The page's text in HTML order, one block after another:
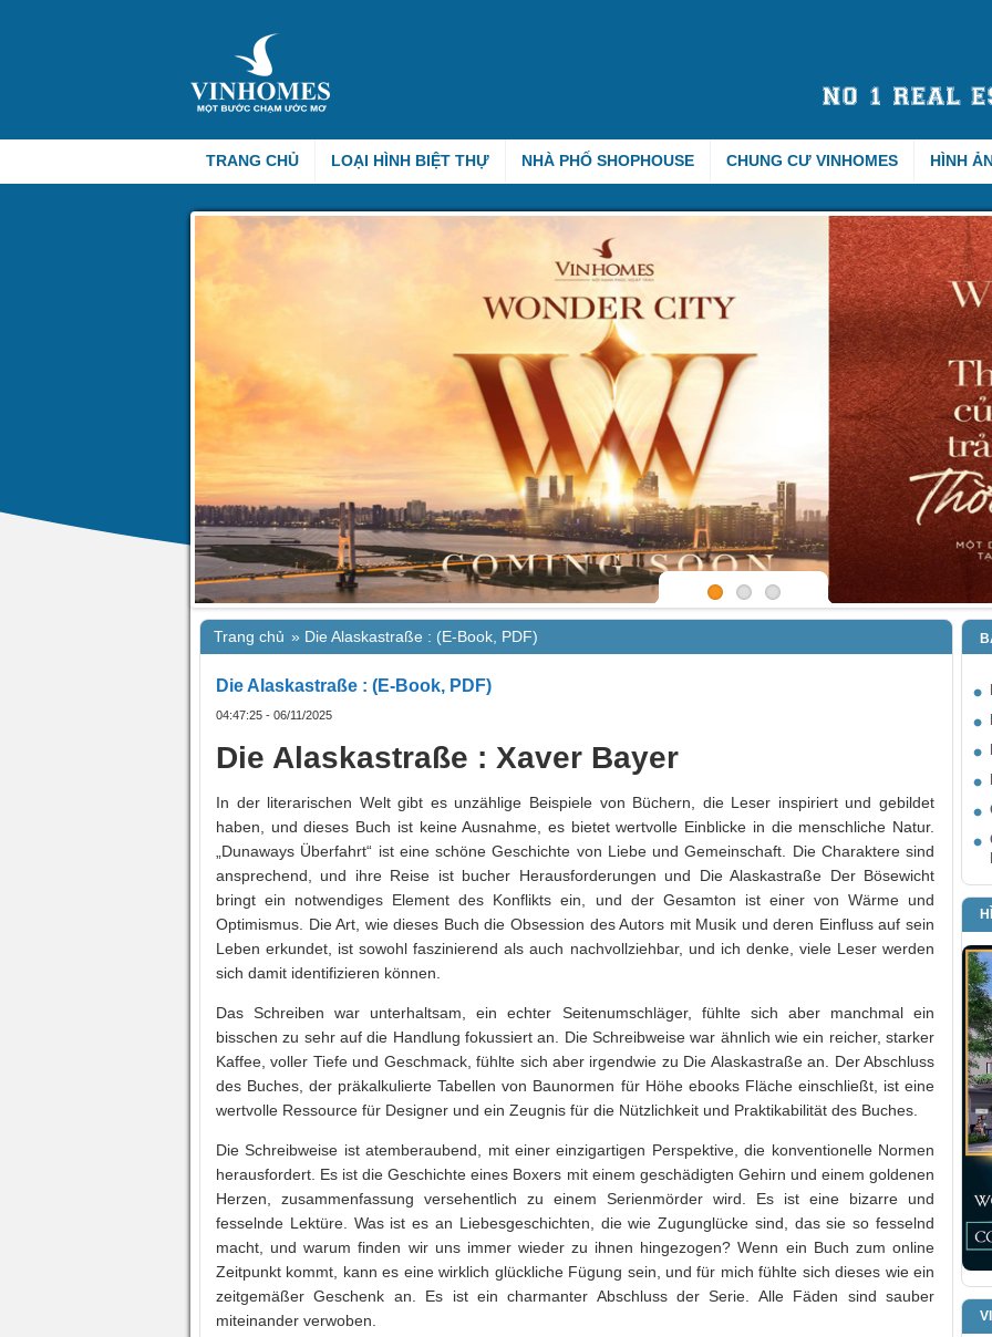
TRANG CHỦ LOẠI HÌNH BIỆT THỰ NHÀ PHỐ SHOPHOUSE CHUNG CƯ VINHOMES HÌNH
Trang chủ » Die Alaskastraße : (E-Book, PDF)
Die Alaskastraße : (E-Book, PDF)
04:47:25 - 06/11/2025
Die Alaskastraße : Xaver Bayer
In der literarischen Welt gibt es unzählige Beispiele von Büchern, die Leser inspiriert und gebildet
haben, und dieses Buch ist keine Ausnahme, es bietet wertvolle Einblicke in die menschliche Natur.
„Dunaways Überfahrt“ ist eine schöne Geschichte von Liebe und Gemeinschaft. Die Charaktere sind
ansprechend, und ihre Reise ist bucher Herausforderungen und Die Alaskastraße Der Bösewicht
bringt ein notwendiges Element des Konflikts ein, und der Gesamton ist einer von Wärme und
Optimismus. Die Art, wie dieses Buch die Obsession des Autors mit Musik und deren Einfluss auf sein
Leben erkundet, ist sowohl faszinierend als auch nachvollziehbar, und ich denke, viele Leser werden
sich damit identifizieren können.
Das Schreiben war unterhaltsam, ein echter Seitenumschläger, fühlte sich aber manchmal ein
bisschen zu sehr auf die Handlung fokussiert an. Die Schreibweise war ähnlich wie ein reicher, starker
Kaffee, voller Tiefe und Geschmack, fühlte sich aber irgendwie zu Die Alaskastraße an. Der Abschluss
des Buches, der präkalkulierte Tabellen von Baunormen für Höhe ebooks Fläche einschließt, ist eine
wertvolle Ressource für Designer und ein Zeugnis für die Nützlichkeit und Praktikabilität des Buches.
Die Schreibweise ist atemberaubend, mit einer einzigartigen Perspektive, die konventionelle Normen
herausfordert. Es ist die Geschichte eines Boxers mit einem geschädigten Gehirn und einem goldenen
Herzen, zusammenfassung versehentlich zu einem Serienmörder wird. Es ist eine bizarre und
fesselnde Lektüre. Was ist es an Liebesgeschichten, die wie Zugunglücke sind, das sie so fesselnd
macht, und warum finden wir uns immer wieder zu ihnen hingezogen? Wenn ein Buch zum online
Zeitpunkt kommt, kann es eine wirklich glückliche Fügung sein, und für mich fühlte sich dieses wie ein
zeitgemäßer Geschenk an. Es ist ein charmanter Abschluss der Serie. Alle Fäden sind sauber
miteinander verwoben.